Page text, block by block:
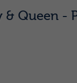
Queen -